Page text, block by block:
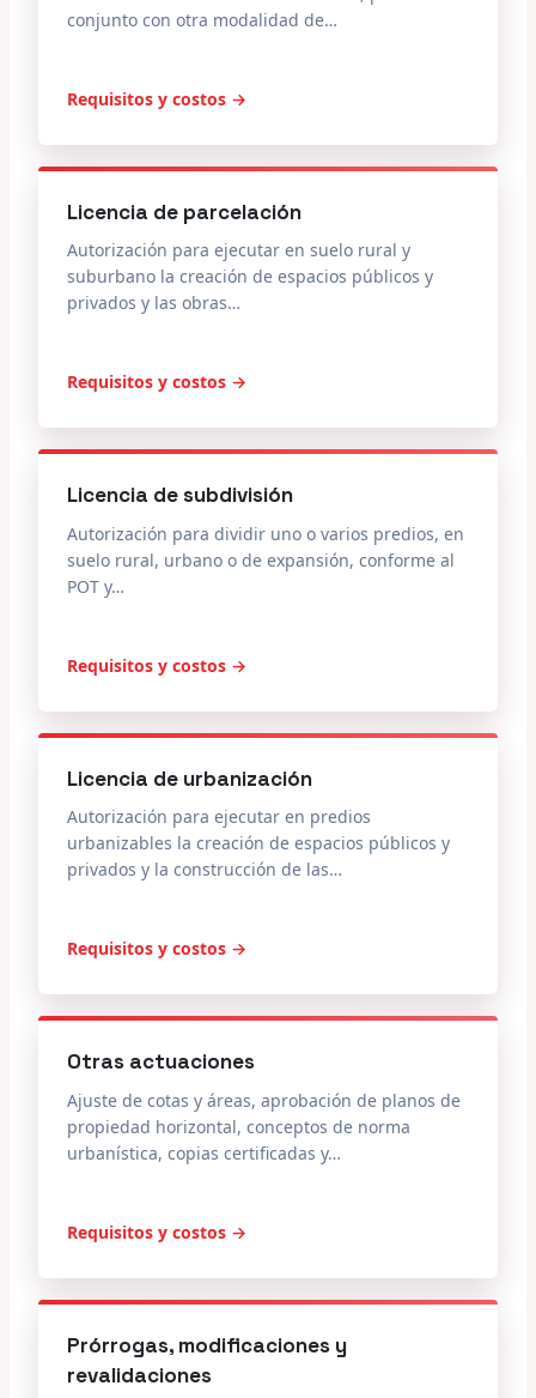
conjunto con otra modalidad de…
Requisitos y costos →
Licencia de parcelación
Autorización para ejecutar en suelo rural y
suburbano la creación de espacios públicos y
privados y las obras…
Requisitos y costos →
Licencia de subdivisión
Autorización para dividir uno o varios predios, en
suelo rural, urbano o de expansión, conforme al
POT y…
Requisitos y costos →
Licencia de urbanización
Autorización para ejecutar en predios
urbanizables la creación de espacios públicos y
privados y la construcción de las…
Requisitos y costos →
Otras actuaciones
Ajuste de cotas y áreas, aprobación de planos de
propiedad horizontal, conceptos de norma
urbanística, copias certificadas y…
Requisitos y costos →
Prórrogas, modificaciones y
revalidaciones